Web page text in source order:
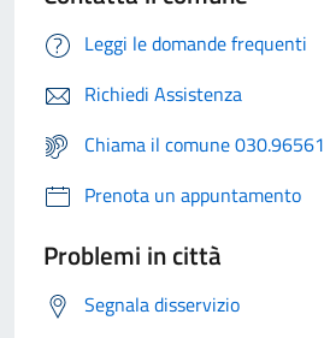
Leggi le domande frequenti
Richiedi Assistenza
Chiama il comune 030.96561
Prenota un appuntamento
Problemi in città
Segnala disservizio